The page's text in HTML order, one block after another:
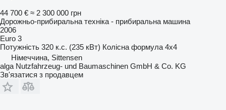
44 700 € ≈ 2 300 000 грн
Дорожньо-прибиральна техніка - прибиральна машина
2006
Euro 3
Потужність 320 к.с. (235 кВт) Колісна формула 4x4
Німеччина, Sittensen
alga Nutzfahrzeug- und Baumaschinen GmbH & Co. KG
Зв'язатися з продавцем